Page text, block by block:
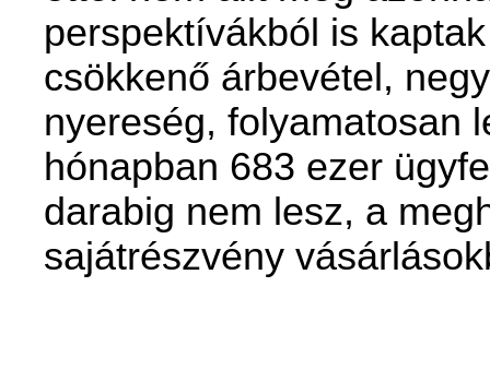
perspektívákból is
csökkenő árbevétel,
nyereség, folyamatosan
hónapban 683 ezer
darabig nem lesz, a
sajátrészvény